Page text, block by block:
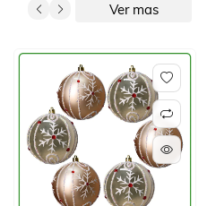
Ver mas